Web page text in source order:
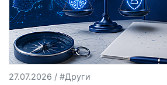
27.07.2026 / #Други